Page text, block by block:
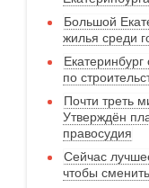
Большой
жилья среди
по
Почти треть
Утверждён
правосудия
Сейчас
чтобы